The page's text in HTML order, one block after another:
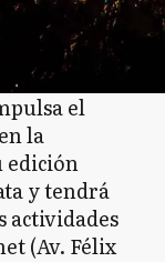
el
la
edición
y tendrá
actividades
(Av. Félix